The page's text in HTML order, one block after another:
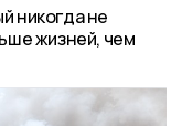
никогда не
жизней, чем